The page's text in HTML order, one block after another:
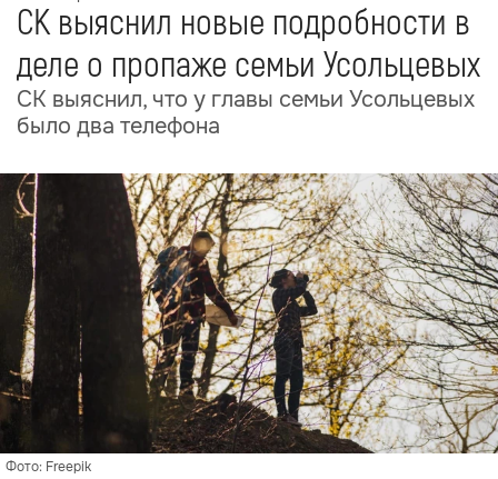
СК выяснил новые подробности в
деле о пропаже семьи Усольцевых
СК выяснил, что у главы семьи Усольцевых
было два телефона
Фото: Freepik